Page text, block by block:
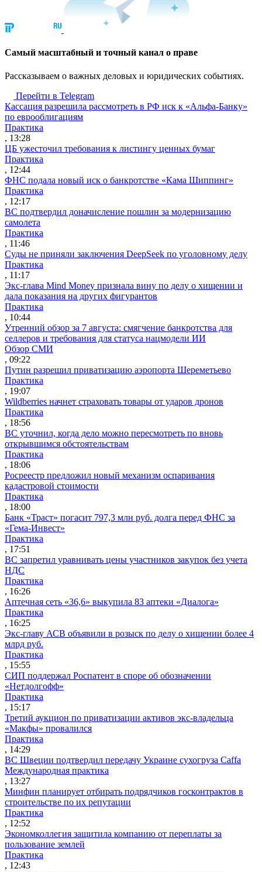
Cамый масштабный и точный канал о праве
Рассказываем о важных деловых и юридических событиях.
Перейти в Telegram
Кассация разрешила рассмотреть в РФ иск к «Альфа-Банку»
по еврооблигациям
Практика
, 13:28
ЦБ ужесточил требования к листингу ценных бумаг
Практика
, 12:44
ФНС подала новый иск о банкротстве «Кама Шиппинг»
Практика
, 12:17
ВС подтвердил доначисление пошлин за модернизацию
самолета
Практика
, 11:46
Суды не приняли заключения DeepSeek по уголовному делу
Практика
, 11:17
Экс-глава Mind Money признала вину по делу о хищении и
дала показания на других фигурантов
Практика
, 10:44
Утренний обзор за 7 августа: смягчение банкротства для
селлеров и требования для статуса нацмодели ИИ
Обзор СМИ
, 09:22
Путин разрешил приватизацию аэропорта Шереметьево
Практика
, 19:07
Wildberries начнет страховать товары от ударов дронов
Практика
, 18:56
ВС уточнил, когда дело можно пересмотреть по вновь
открывшимся обстоятельствам
Практика
, 18:06
Росреестр предложил новый механизм оспаривания
кадастровой стоимости
Практика
, 18:00
Банк «Траст» погасит 797,3 млн руб. долга перед ФНС за
«Гема-Инвест»
Практика
, 17:51
ВС запретил уравнивать цены участников закупок без учета
НДС
Практика
, 16:26
Аптечная сеть «36,6» выкупила 83 аптеки «Диалога»
Практика
, 16:25
Экс-главу АСВ объявили в розыск по делу о хищении более 4
млрд руб.
Практика
, 15:55
СИП поддержал Роспатент в споре об обозначении
«Нетдолгофф»
Практика
, 15:17
Третий аукцион по приватизации активов экс-владельца
«Макфы» провалился
Практика
, 14:29
ВС Швеции подтвердил передачу Украине сухогруза Caffa
Международная практика
, 13:27
Минфин планирует отбирать подрядчиков госконтрактов в
строительстве по их репутации
Практика
, 12:52
Экономколлегия защитила компанию от переплаты за
пользование землей
Практика
, 12:43